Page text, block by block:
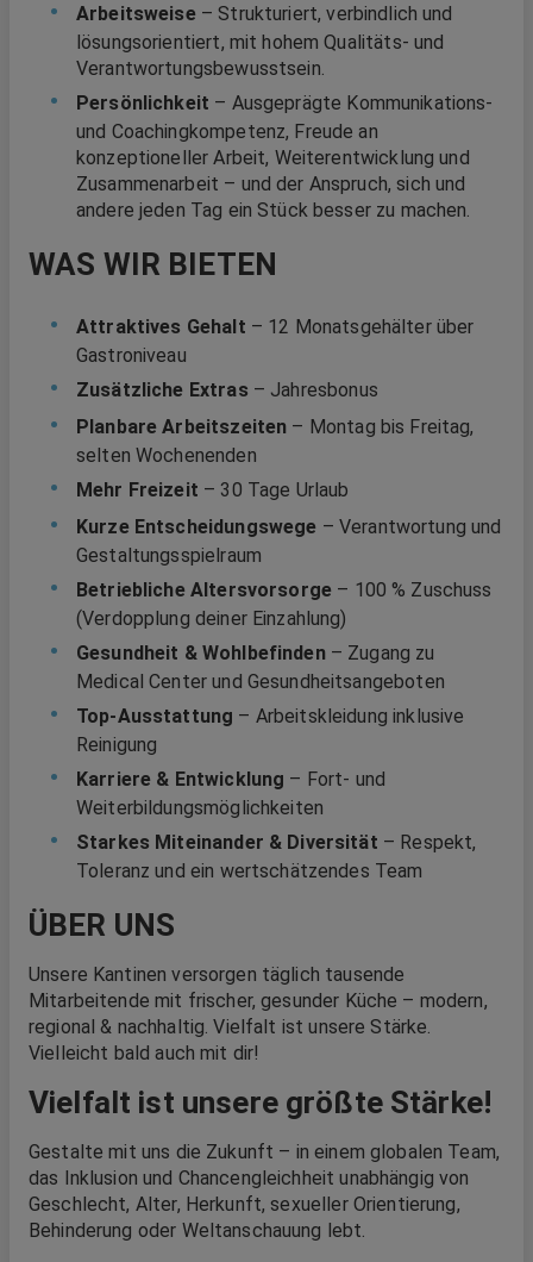
Arbeitsweise– Strukturiert, verbindlich und
lösungsorientiert, mit hohem Qualitäts- und
Verantwortungsbewusstsein.
Persönlichkeit – Ausgeprägte Kommunikations-
und Coachingkompetenz, Freude an
konzeptioneller Arbeit, Weiterentwicklung und
Zusammenarbeit – und der Anspruch, sich und
andere jeden Tag ein Stück besser zu machen.
WAS WIR BIETEN
Attraktives Gehalt – 12 Monatsgehälter über
Gastroniveau
Zusätzliche Extras – Jahresbonus
Planbare Arbeitszeiten – Montag bis Freitag,
selten Wochenenden
Mehr Freizeit – 30 Tage Urlaub
Kurze Entscheidungswege – Verantwortung und
Gestaltungsspielraum
Betriebliche Altersvorsorge – 100 % Zuschuss
(Verdopplung deiner Einzahlung)
Gesundheit & Wohlbefinden– Zugang zu
Medical Center und Gesundheitsangeboten
Top-Ausstattung – Arbeitskleidung inklusive
Reinigung
Karriere & Entwicklung – Fort- und
Weiterbildungsmöglichkeiten
Starkes Miteinander & Diversität – Respekt,
Toleranz und ein wertschätzendes Team
ÜBER UNS
Unsere Kantinen versorgen täglich tausende
Mitarbeitende mit frischer, gesunder Küche – modern,
regional & nachhaltig. Vielfalt ist unsere Stärke.
Vielleicht bald auch mit dir!
Vielfalt ist unsere größte Stärke!
Gestalte mit uns die Zukunft – in einem globalen Team,
das Inklusion und Chancengleichheit unabhängig von
Geschlecht, Alter, Herkunft, sexueller Orientierung,
Behinderung oder Weltanschauung lebt.